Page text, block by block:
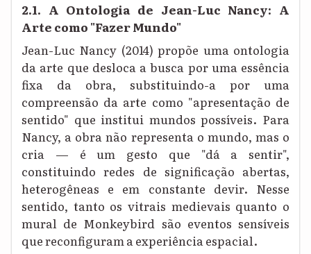
2.1. A Ontologia de Jean-Luc Nancy: A
Arte como "Fazer Mundo"
Jean-Luc Nancy (2014) propõe uma ontologia
da arte que desloca a busca por uma essência
fixa da obra, substituindo-a por uma
compreensão da arte como "apresentação de
sentido" que institui mundos possíveis. Para
Nancy, a obra não representa o mundo, mas o
cria — é um gesto que "dá a sentir",
constituindo redes de significação abertas,
heterogêneas e em constante devir. Nesse
sentido, tanto os vitrais medievais quanto o
mural de Monkeybird são eventos sensíveis
que reconfiguram a experiência espacial.